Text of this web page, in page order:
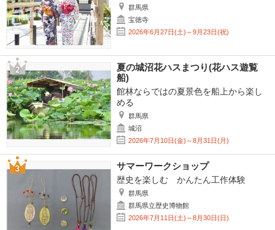
群馬県
宝徳寺
2026年6月27日(土)～9月23日(祝)
夏の城沼花ハスまつり(花ハス遊覧
船)
館林ならではの夏景色を船上から楽し
める
群馬県
城沼
2026年7月10日(金)～8月31日(月)
サマーワークショップ
歴史を楽しむ かんたん工作体験
群馬県
群馬県立歴史博物館
2026年7月11日(土)～8月30日(日)